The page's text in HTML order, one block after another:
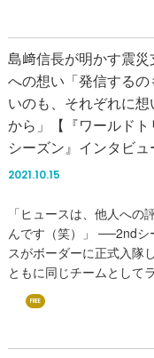
島﨑信長が明かす震災
への想い「発信するの
いのも、それぞれに想
から」【『ワールドト
シーズン』インタビュ
2021.10.15
「ヒュースは、他人へ
んです（笑）」 ──2ndシ
スがボーダーに正式入隊
ともに同じチームとして
FREE